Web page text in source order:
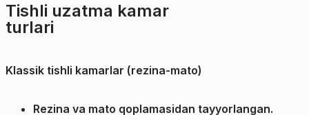
Tishli uzatma kamar
turlari
Klassik tishli kamarlar (rezina-mato)
Rezina va mato qoplamasidan tayyorlangan.